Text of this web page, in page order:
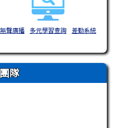
無聲廣播 多元學習查詢 差勤系統
隊